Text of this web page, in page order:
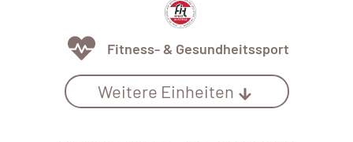
Fitness- & Gesundheitssport
Weitere Einheiten